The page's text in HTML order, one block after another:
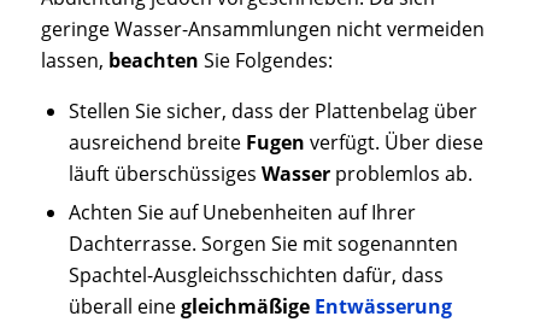
geringe Wasser-Ansammlungen nicht vermeiden
lassen, beachten Sie Folgendes:
Stellen Sie sicher, dass der Plattenbelag über
ausreichend breite Fugen verfügt. Über diese
läuft überschüssiges Wasserproblemlos ab.
Achten Sie auf Unebenheiten auf Ihrer
Dachterrasse. Sorgen Sie mit sogenannten
Spachtel-Ausgleichsschichten dafür, dass
überall einegleichmäßige Entwässerung